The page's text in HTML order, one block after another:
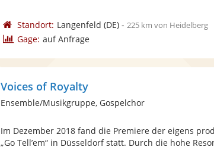
Standort: Langenfeld (DE)- 225 km von Heidelberg
Gage: auf Anfrage
Voices of Royalty
Ensemble/Musikgruppe, Gospelchor
Im Dezember 2018 fand die Premiere der eigens
„Go Tell’em“ in Düsseldorf statt. Durch die hohe